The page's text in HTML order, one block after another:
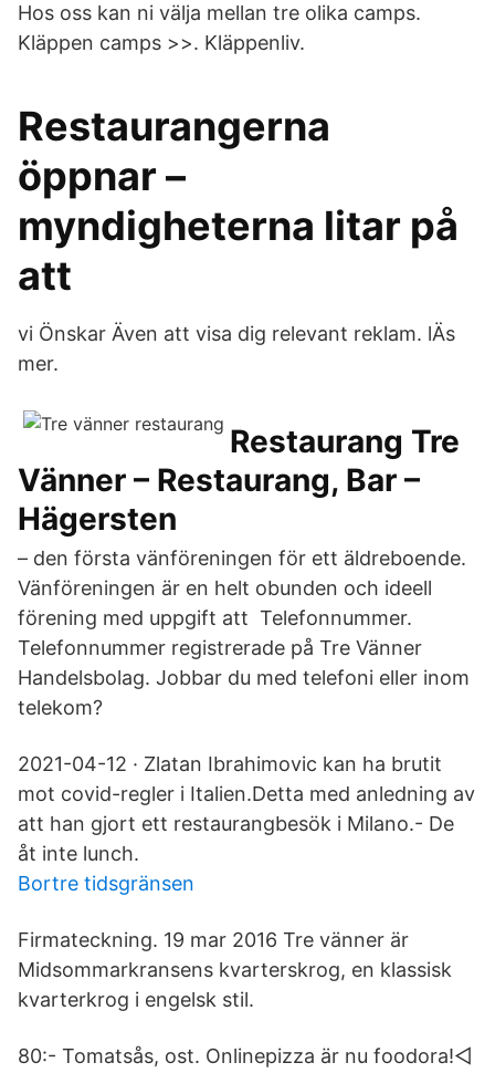
Hos oss kan ni välja mellan tre olika camps.
Kläppen camps >>. Kläppenliv.
Restaurangerna
öppnar –
myndigheterna litar på
att
vi Önskar Även att visa dig relevant reklam. lÄs
mer.
Restaurang Tre
Vänner – Restaurang, Bar –
Hägersten
– den första vänföreningen för ett äldreboende.
Vänföreningen är en helt obunden och ideell
förening med uppgift att Telefonnummer.
Telefonnummer registrerade på Tre Vänner
Handelsbolag. Jobbar du med telefoni eller inom
telekom?
2021-04-12 · Zlatan Ibrahimovic kan ha brutit
mot covid-regler i Italien.Detta med anledning av
att han gjort ett restaurangbesök i Milano.- De
åt inte lunch.
Bortre tidsgränsen
Firmateckning. 19 mar 2016 Tre vänner är
Midsommarkransens kvarterskrog, en klassisk
kvarterkrog i engelsk stil.
80:- Tomatsås, ost. Onlinepizza är nu foodora!◅